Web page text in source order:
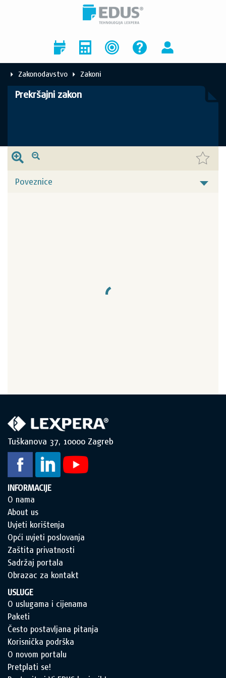
Zakonodavstvo Zakoni
Prekršajni zakon
Poveznice
Tuškanova 37, 10000 Zagreb
INFORMACIJE
O nama
About us
Uvjeti korištenja
Opći uvjeti poslovanja
Zaštita privatnosti
Sadržaj portala
Obrazac za kontakt
USLUGE
O uslugama i cijenama
Paketi
Često postavljana pitanja
Korisnička podrška
O novom portalu
Pretplati se!